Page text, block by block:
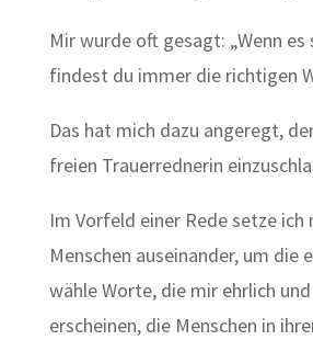
Mir wurde oft gesagt: „Wenn
findest du immer die richtigen
Das hat mich dazu angeregt,
freien Trauerrednerin
Im Vorfeld einer Rede setze ich
Menschen auseinander, um die
wähle Worte, die mir ehrlich
erscheinen, die Menschen in